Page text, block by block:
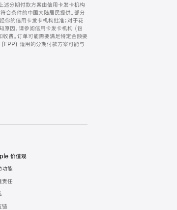
述分期付款方案由信用卡发卡机构
合条件的中国大陆居民提供。部分
的信用卡发卡机构批准；对于花
原因。请参阅信用卡发卡机构 (包
收费。订单可能需要满足特定金额要
(EPP) 适用的分期付款方案可能与
价值观
功能
责任
链